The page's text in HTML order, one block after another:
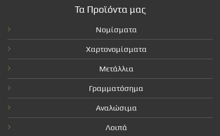
Τα Προϊόντα μας
Νομίσματα
Χαρτονομίσματα
Μετάλλια
Γραμματόσημα
Αναλώσιμα
Λοιπά